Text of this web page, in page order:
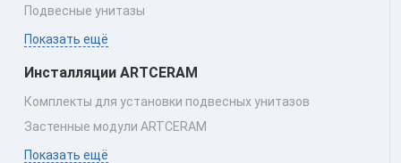
Подвесные унитазы
Показать ещё
Инсталляции ARTCERAM
Комплекты для установки подвесных унитазов
Застенные модули ARTCERAM
Показать ещё